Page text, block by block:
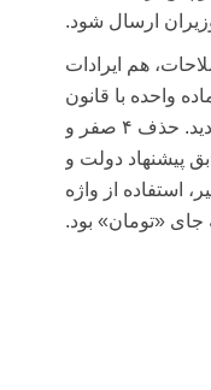
ارسال شود.
هم ایرادات
واحده با قانون
جدید بانک مرکزی هماهنگ گردید. حذف ۴ صفر و
پیشنهاد دولت و
استفاده از واژه
جای «تومان» بود.